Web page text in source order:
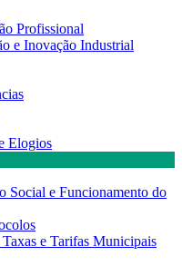
Profissional
e Inovação Industrial
Elogios
Social e Funcionamento do
e Tarifas Municipais